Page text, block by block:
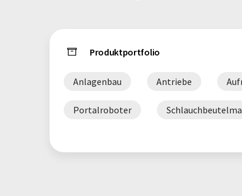
Produktportfolio
Anlagenbau Antriebe
Portalroboter